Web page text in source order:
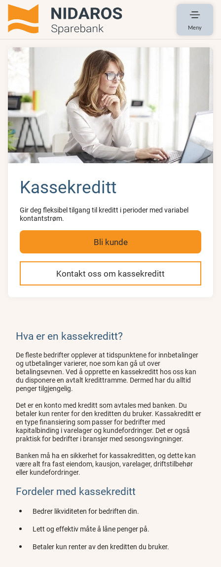
Meny
Kassekreditt
Gir deg fleksibel tilgang til kreditt i perioder med variabel
kontantstrøm.
Kontakt oss om kassekreditt
Bli kunde
Hva er en kassekreditt?
De fleste bedrifter opplever at tidspunktene for innbetalinger
og utbetalinger varierer, noe som kan gå ut over
betalingsevnen. Ved å opprette en kassekreditt hos oss kan
du disponere en avtalt kredittramme. Dermed har du alltid
penger tilgjengelig.
Det er en konto med kreditt som avtales med banken. Du
betaler kun renter for den kreditten du bruker. Kassakreditt er
en type finansiering som passer for bedrifter med
kapitalbinding i varelager og kundefordringer. Det er også
praktisk for bedrifter i bransjer med sesongsvingninger.
Banken må ha en sikkerhet for kassakreditten, og dette kan
være alt fra fast eiendom, kausjon, varelager, driftstilbehør
eller kundefordringer.
Fordeler med kassekreditt
Bedrer likviditeten for bedriften din.
Lett og effektiv måte å låne penger på.
Betaler kun renter av den kreditten du bruker.